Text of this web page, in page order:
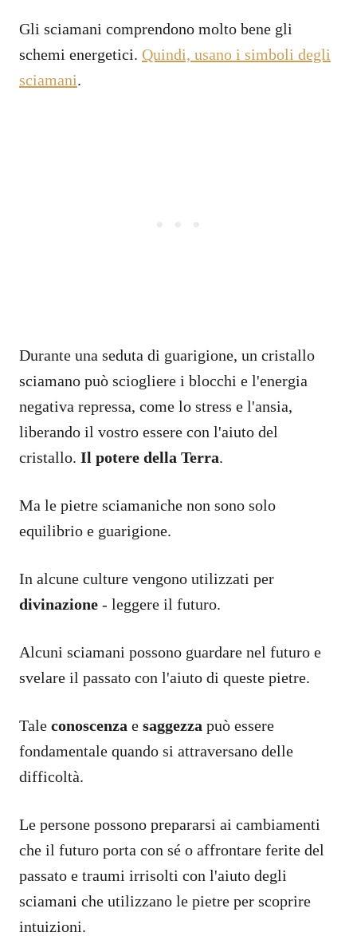
Gli sciamani comprendono molto bene gli
schemi energetici. Quindi, usano i simboli degli
sciamani.
Durante una seduta di guarigione, un cristallo
sciamano può sciogliere i blocchi e l'energia
negativa repressa, come lo stress e l'ansia,
liberando il vostro essere con l'aiuto del
cristallo. Il potere della Terra.
Ma le pietre sciamaniche non sono solo
equilibrio e guarigione.
In alcune culture vengono utilizzati per
divinazione - leggere il futuro.
Alcuni sciamani possono guardare nel futuro e
svelare il passato con l'aiuto di queste pietre.
Tale conoscenza e saggezza può essere
fondamentale quando si attraversano delle
difficoltà.
Le persone possono prepararsi ai cambiamenti
che il futuro porta con sé o affrontare ferite del
passato e traumi irrisolti con l'aiuto degli
sciamani che utilizzano le pietre per scoprire
intuizioni.